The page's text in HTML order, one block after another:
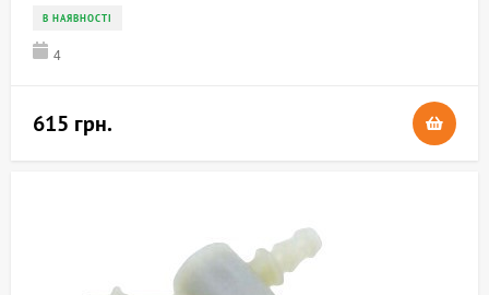
В НАЯВНОСТІ
4
615 грн.